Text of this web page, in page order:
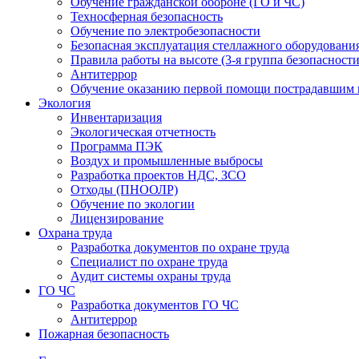
Техносферная безопасность
Обучение по электробезопасности
Безопасная эксплуатация стеллажного
Правила работы на высоте (3-я группа
Антитеррор
Обучение оказанию первой помощи пострадавшим
Экология
Инвентаризация
Экологическая отчетность
Программа ПЭК
Воздух и промышленные выбросы
Разработка проектов НДС, ЗСО
Отходы (ПНООЛР)
Обучение по экологии
Лицензирование
Охрана труда
Разработка документов по охране труда
Специалист по охране труда
Аудит системы охраны труда
ГО ЧС
Разработка документов ГО ЧС
Антитеррор
Пожарная безопасность